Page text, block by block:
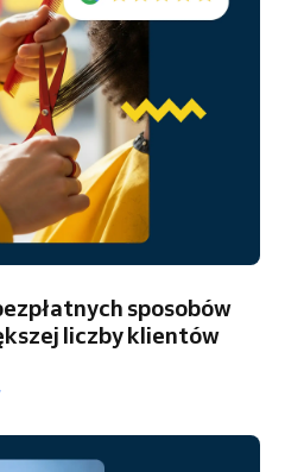
sposobów
liczby klientów